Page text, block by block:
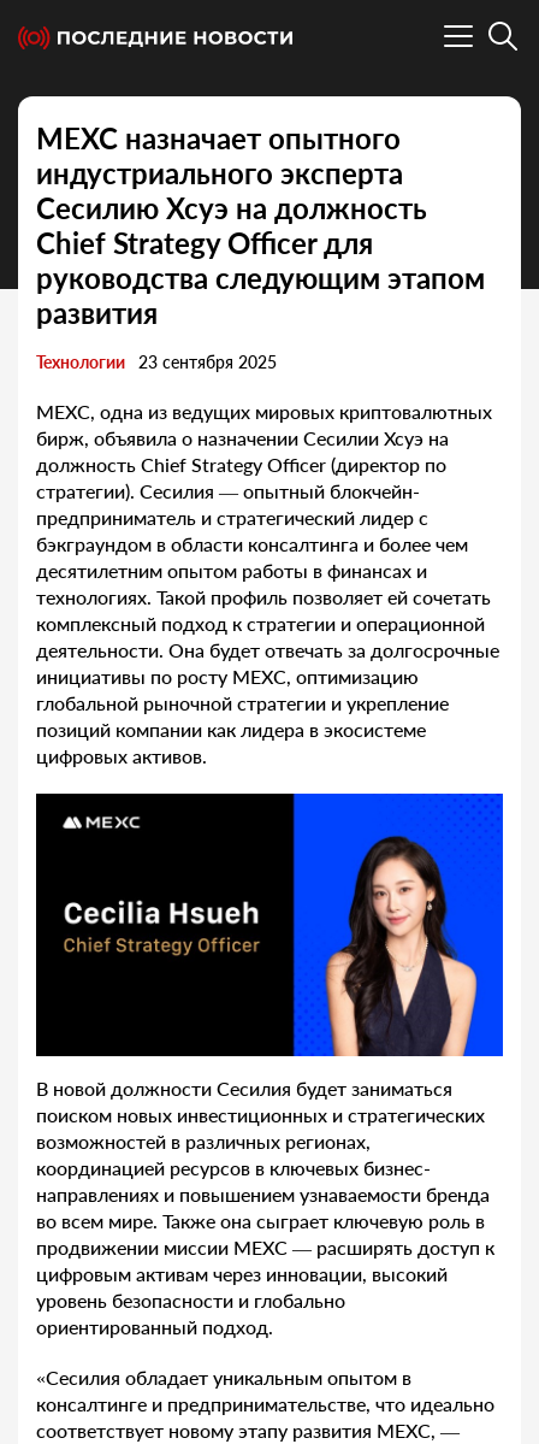
MEXC назначает опытного
индустриального эксперта
Сесилию Хсуэ на должность
Chief Strategy Officer для
руководства следующим этапом
развития
Технологии 23 сентября 2025
MEXC, одна из ведущих мировых криптовалютных
бирж, объявила о назначении Сесилии Хсуэ на
должность Chief Strategy Officer (директор по
стратегии). Сесилия — опытный блокчейн-
предприниматель и стратегический лидер с
бэкграундом в области консалтинга и более чем
десятилетним опытом работы в финансах и
технологиях. Такой профиль позволяет ей сочетать
комплексный подход к стратегии и операционной
деятельности. Она будет отвечать за долгосрочные
инициативы по росту MEXC, оптимизацию
глобальной рыночной стратегии и укрепление
позиций компании как лидера в экосистеме
цифровых активов.
В новой должности Сесилия будет заниматься
поиском новых инвестиционных и стратегических
возможностей в различных регионах,
координацией ресурсов в ключевых бизнес-
направлениях и повышением узнаваемости бренда
во всем мире. Также она сыграет ключевую роль в
продвижении миссии MEXC — расширять доступ к
цифровым активам через инновации, высокий
уровень безопасности и глобально
ориентированный подход.
«Сесилия обладает уникальным опытом в
консалтинге и предпринимательстве, что идеально
соответствует новому этапу развития MEXC, —